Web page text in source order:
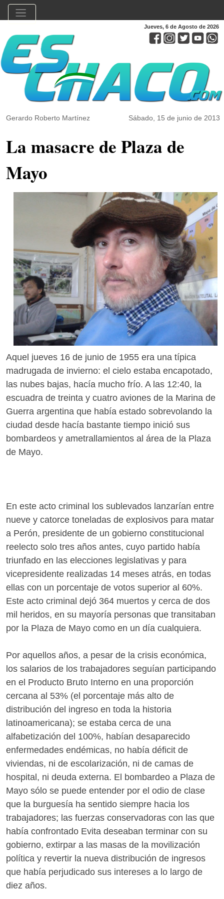
Jueves, 6 de Agosto de 2026
Gerardo Roberto Martínez Sábado, 15 de junio de 2013
La masacre de Plaza de
Mayo
Aquel jueves 16 de junio de 1955 era una típica
madrugada de invierno: el cielo estaba encapotado,
las nubes bajas, hacía mucho frío. A las 12:40, la
escuadra de treinta y cuatro aviones de la Marina de
Guerra argentina que había estado sobrevolando la
ciudad desde hacía bastante tiempo inició sus
bombardeos y ametrallamientos al área de la Plaza
de Mayo.
En este acto criminal los sublevados lanzarían entre
nueve y catorce toneladas de explosivos para matar
a Perón, presidente de un gobierno constitucional
reelecto solo tres años antes, cuyo partido había
triunfado en las elecciones legislativas y para
vicepresidente realizadas 14 meses atrás, en todas
ellas con un porcentaje de votos superior al 60%.
Este acto criminal dejó 364 muertos y cerca de dos
mil heridos, en su mayoría personas que transitaban
por la Plaza de Mayo como en un día cualquiera.
Por aquellos años, a pesar de la crisis económica,
los salarios de los trabajadores seguían participando
en el Producto Bruto Interno en una proporción
cercana al 53% (el porcentaje más alto de
distribución del ingreso en toda la historia
latinoamericana); se estaba cerca de una
alfabetización del 100%, habían desaparecido
enfermedades endémicas, no había déficit de
viviendas, ni de escolarización, ni de camas de
hospital, ni deuda externa. El bombardeo a Plaza de
Mayo sólo se puede entender por el odio de clase
que la burguesía ha sentido siempre hacia los
trabajadores; las fuerzas conservadoras con las que
había confrontado Evita deseaban terminar con su
gobierno, extirpar a las masas de la movilización
política y revertir la nueva distribución de ingresos
que había perjudicado sus intereses a lo largo de
diez años.